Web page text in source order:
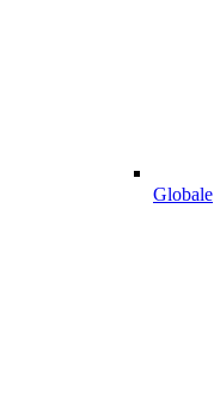
Globale